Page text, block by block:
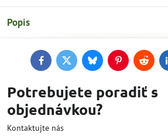
Popis
FacebookTwitterBlueskyPinterestReddit
Potrebujete poradiť s
objednávkou?
Kontaktujte nás